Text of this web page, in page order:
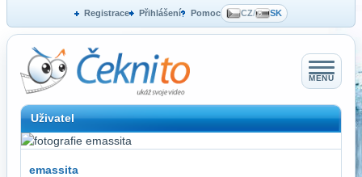
Registrace Přihlášení Pomoc CZ/ SK
MENU
Uživatel
emassita